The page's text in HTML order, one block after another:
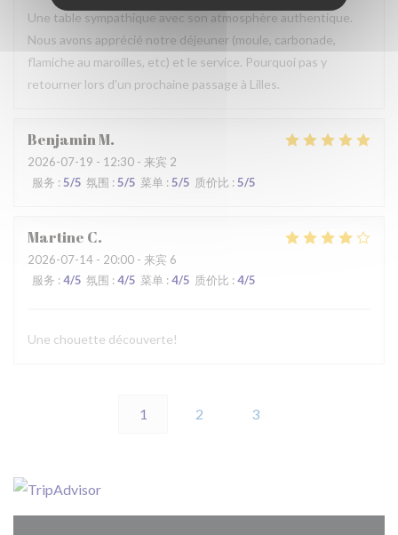
Une table sympathique avec son atmosphère authentique.
Nous avons apprécié notre déjeuner (moule, carbonade,
flamiche au maroilles, etc) et le service. Pourquoi pas y
retourner lors d'un prochaine passage à Lilles.
BenjaminM
2026-07-19 - 12:30 - 来宾 2
服务 :5/5 氛围 :5/5 菜单 : 5/5 质价比 : 5/5
Martine C
2026-07-14 - 20:00 - 来宾 6
服务 : 4/5 氛围 : 4/5 菜单 : 4/5 质价比 : 4/5
Une chouette découverte!
1 2 3